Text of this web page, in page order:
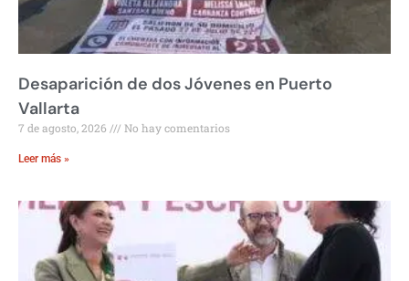
Desaparición de dos Jóvenes en Puerto
Vallarta
7 de agosto, 2026 No hay comentarios
Leer más »